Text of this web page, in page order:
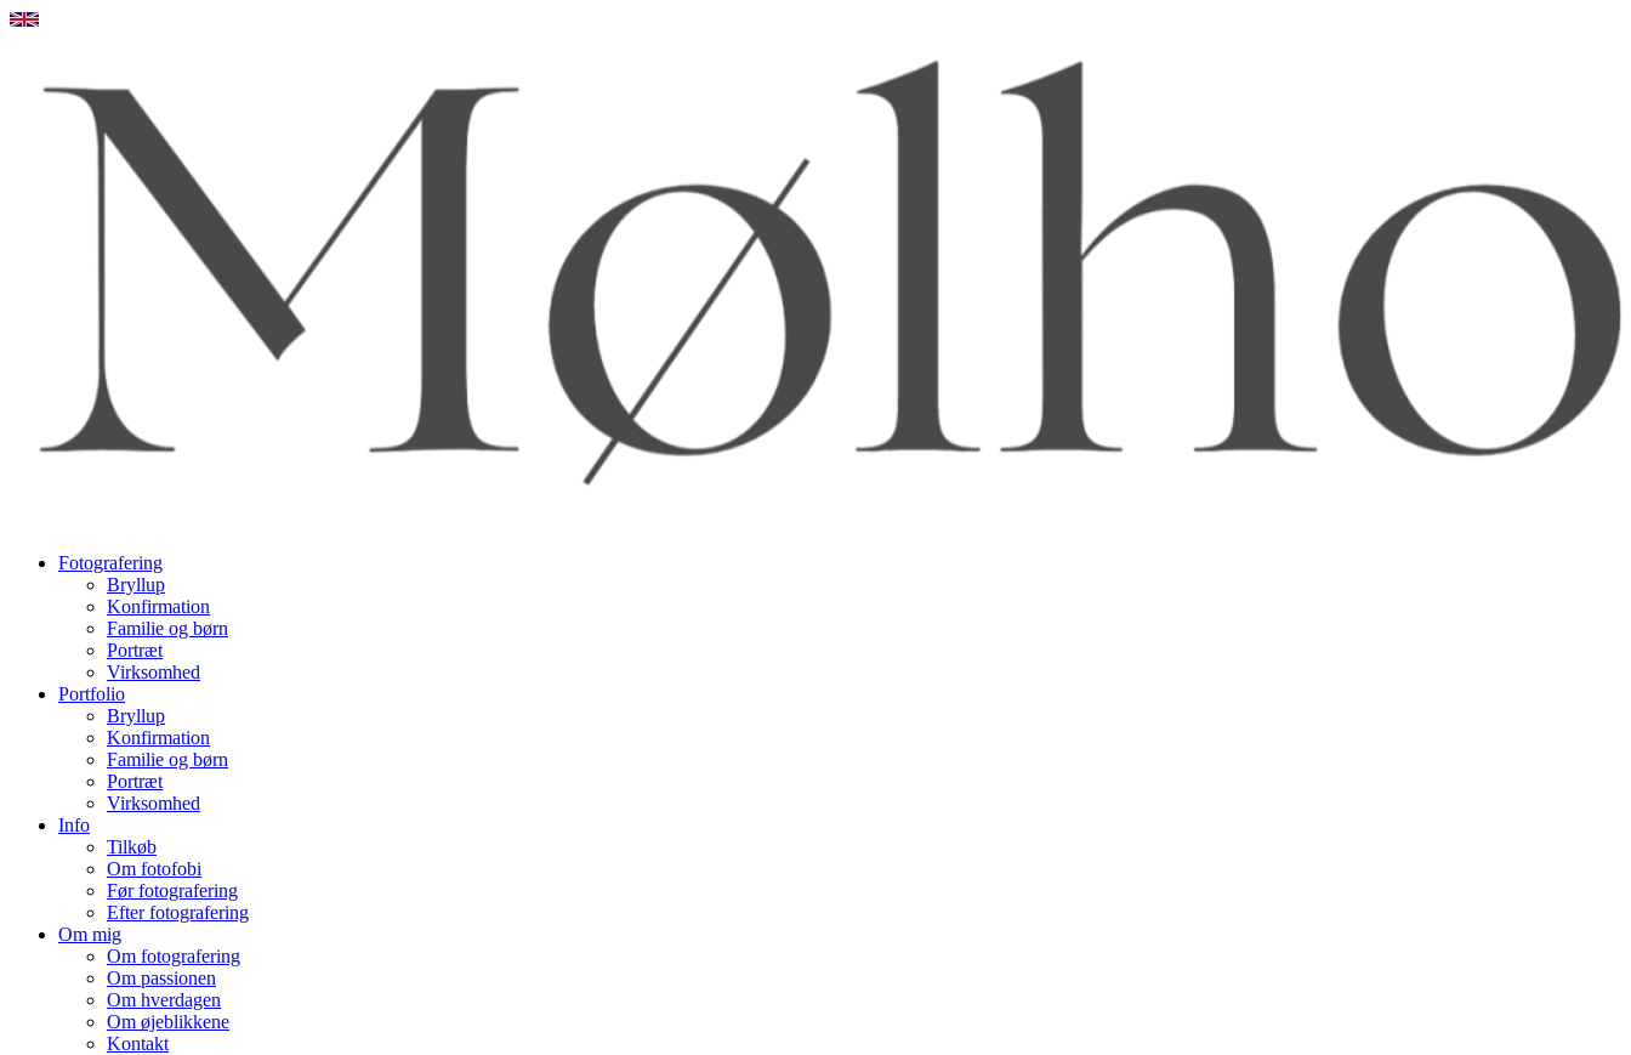
Videre
Fotografering
Bryllup
Konfirmation
Familie og børn
Portræt
Virksomhed
Portfolio
Bryllup
Konfirmation
Familie og børn
Portræt
Virksomhed
Info
Tilkøb
Om fotofobi
Før fotografering
Efter fotografering
Om mig
Om fotografering
Om passionen
Om hverdagen
Om øjeblikkene
Kontakt